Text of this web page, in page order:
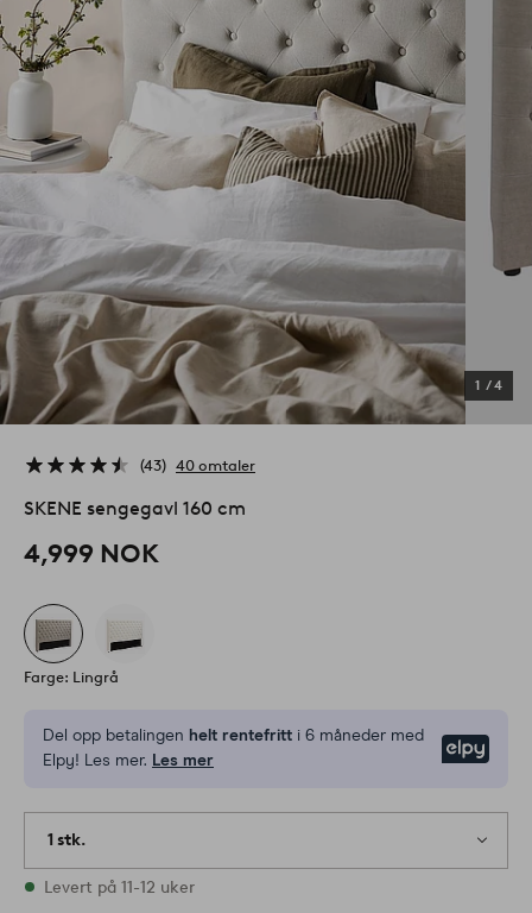
1 /4
43 40 omtaler
SKENE sengegavl 160 cm
4,999 NOK
Farge: Lingrå
Del opp betalingen helt rentefritt i 6 måneder med
Elpy! Les mer. Les mer
1 stk.
På lager
Levert på 11-12 uker